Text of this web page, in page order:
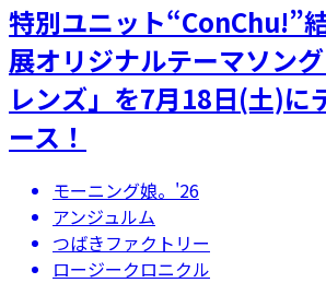
特別ユニット“ConChu!”
展オリジナルテーマソン
レンズ」を7月18日(土)に
ース！
モーニング娘。'26
アンジュルム
つばきファクトリー
ロージークロニクル